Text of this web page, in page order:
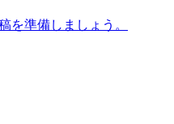
を準備しましょう。